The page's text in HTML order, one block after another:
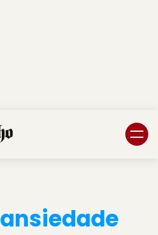
ansiedade